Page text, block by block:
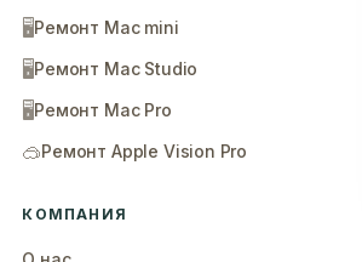
🖥️Ремонт Mac mini
🖥️Ремонт Mac Studio
🖥️Ремонт Mac Pro
🥽Ремонт Apple Vision Pro
КОМПАНИЯ